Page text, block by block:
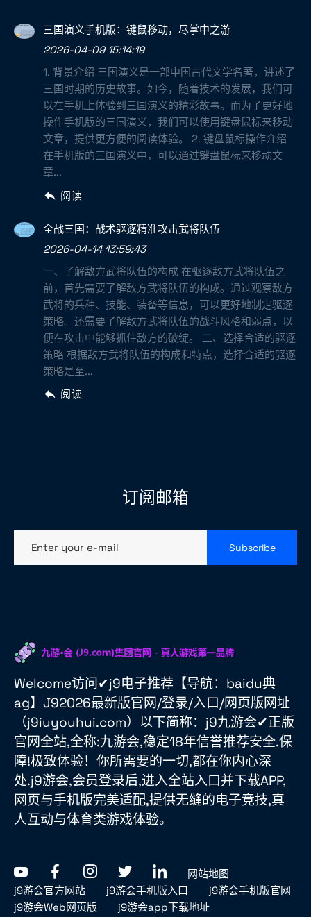
三国演义手机版：键鼠移动，尽掌中之游
2026-04-09 15:14:19
1. 背景介绍 三国演义是一部中国古代文学名著，讲述了
三国时期的历史故事。如今，随着技术的发展，我们可
以在手机上体验到三国演义的精彩故事。而为了更好地
操作手机版的三国演义，我们可以使用键盘鼠标来移动
文章，提供更方便的阅读体验。 2. 键盘鼠标操作介绍
在手机版的三国演义中，可以通过键盘鼠标来移动文
章...
阅读
全战三国：战术驱逐精准攻击武将队伍
2026-04-14 13:59:43
一、了解敌方武将队伍的构成 在驱逐敌方武将队伍之
前，首先需要了解敌方武将队伍的构成。通过观察敌方
武将的兵种、技能、装备等信息，可以更好地制定驱逐
策略。还需要了解敌方武将队伍的战斗风格和弱点，以
便在攻击中能够抓住敌方的破绽。 二、选择合适的驱逐
策略 根据敌方武将队伍的构成和特点，选择合适的驱逐
策略是至...
阅读
订阅邮箱
Enter your e-mail Subscribe
Welcome访问✔j9电子推荐【导航：baidu典
ag】J92026最新版官网/登录/入口/网页版网址
（j9iuyouhui.com）以下简称：j9九游会✔正版
官网全站,全称:九游会,稳定18年信誉推荐安全.保
障!极致体验！你所需要的一切,都在你内心深
处.j9游会,会员登录后,进入全站入口并下载APP,
网页与手机版完美适配,提供无缝的电子竞技,真
人互动与体育类游戏体验。
网站地图
j9游会官方网站
j9游会手机版入口
j9游会手机版官网
j9游会Web网页版
j9游会app下载地址